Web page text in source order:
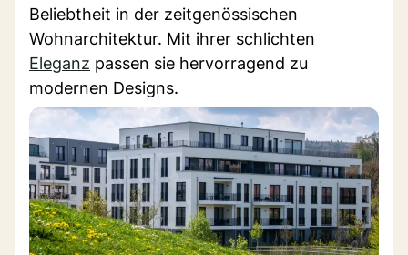
Beliebtheit in der zeitgenössischen
Wohnarchitektur. Mit ihrer schlichten
Eleganz passen sie hervorragend zu
modernen Designs.